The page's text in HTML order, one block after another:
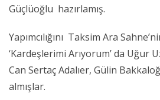
Güçlüoğlu hazırlamış.
Yapımcılığını Taksim Ara
‘Kardeşlerimi Arıyorum’ da Uğur
Can Sertaç Adalıer, Gülin
almışlar.